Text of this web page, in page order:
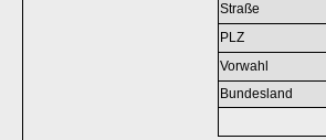
Straße
PLZ
Vorwahl
Bundesland